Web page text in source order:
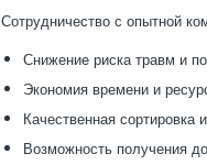
Сотрудничество с опытной
Снижение риска травм и
Экономия времени и
Качественная сортировка
Возможность получения